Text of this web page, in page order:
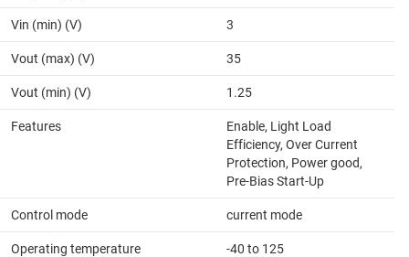
Vin (min) (V) 3
Vout (max) (V) 35
Vout (min) (V) 1.25
Features
Enable, Light Load
Efficiency, Over Current
Protection, Power good,
Pre-Bias Start-Up
Control mode current mode
Operating temperature
-40 to 125